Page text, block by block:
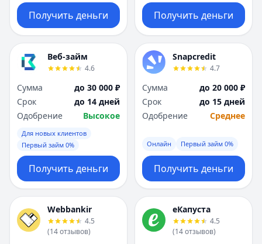
Получить деньги Получить деньги
Веб-займ
4.6
Сумма
до 30 000 ₽
Срок
до 14 дней
Одобрение
Высокое
Для новых клиентов
Первый займ 0%
Получить деньги
Snapcredit
4.7
Сумма
до 20 000 ₽
Срок
до 15 дней
Одобрение
Среднее
Онлайн Первый займ 0%
Получить деньги
Webbankir
4.5
(14отзывов)
еКапуста
4.5
(14отзывов)